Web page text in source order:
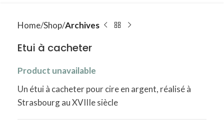
Home Shop Archives
Etui à cacheter
Product unavailable
Un étui à cacheter pour cire en argent, réalisé à
Strasbourg au XVIIIe siècle